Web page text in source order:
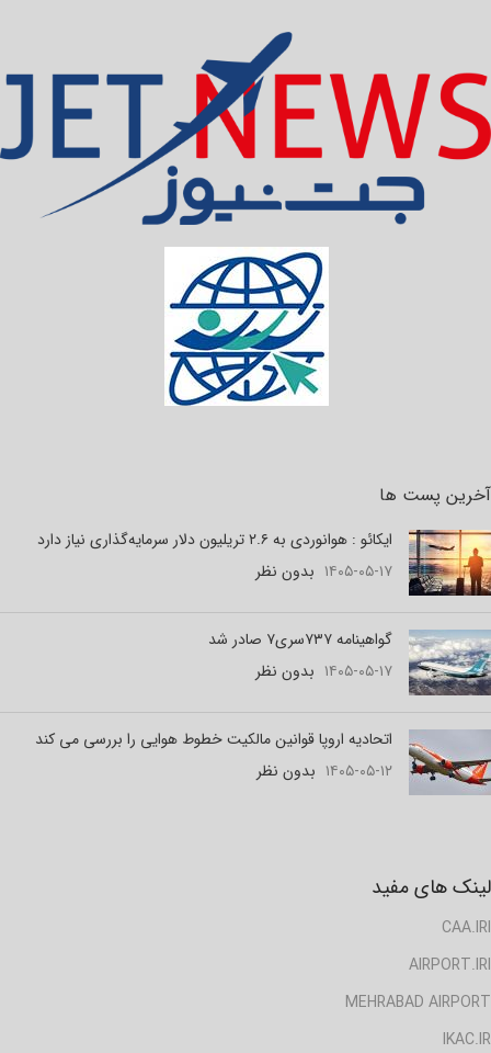
آخرین پست ها
ایکائو : هوانوردی به ۲.۶ تریلیون دلار سرمایه‌گذاری نیاز دارد
۱۴۰۵-۰۵-۱۷ بدون نظر
گواهینامه ۷۳۷سری۷ صادر شد
۱۴۰۵-۰۵-۱۷ بدون نظر
اتحادیه اروپا قوانین مالکیت خطوط هوایی را بررسی می کند
۱۴۰۵-۰۵-۱۲ بدون نظر
لینک های مفید
CAA.IRI
AIRPORT.IRI
MEHRABAD AIRPORT
IKAC.IR